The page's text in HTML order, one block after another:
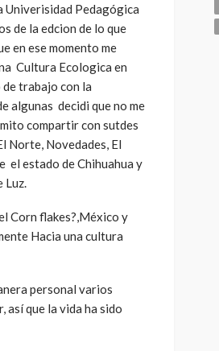
Univerisidad Pedagógica
de la edcion de lo que
en ese momento me
Cultura Ecologica en
trabajo con la
algunas decidi que no me
compartir con sutdes
Norte, Novedades, El
el estado de Chihuahua y
Luz.
Corn flakes?,México y
Hacia una cultura
personal varios
así que la vida ha sido